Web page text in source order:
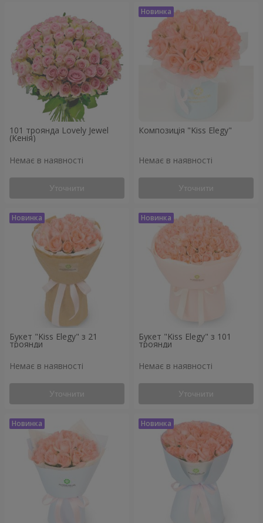
101 троянда Lovely Jewel
(Кенія)
Немає в наявності
Уточнити
Композиція "Kiss Elegy"
Немає в наявності
Уточнити
Букет "Kiss Elegy" з 21
троянди
Немає в наявності
Уточнити
Букет "Kiss Elegy" з 101
троянди
Немає в наявності
Уточнити